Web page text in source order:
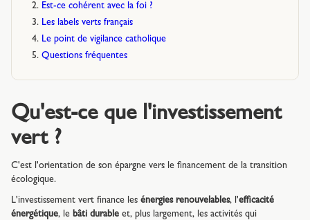
Est-ce cohérent avec la foi ?
Les labels verts français
Le point de vigilance catholique
Questions fréquentes
Qu'est-ce que l'investissement
vert ?
C'est l'orientation de son épargne vers le financement de la transition
écologique.
L'investissement vert finance les énergies renouvelables, l'efficacité
énergétique, le bâti durable et, plus largement, les activités qui